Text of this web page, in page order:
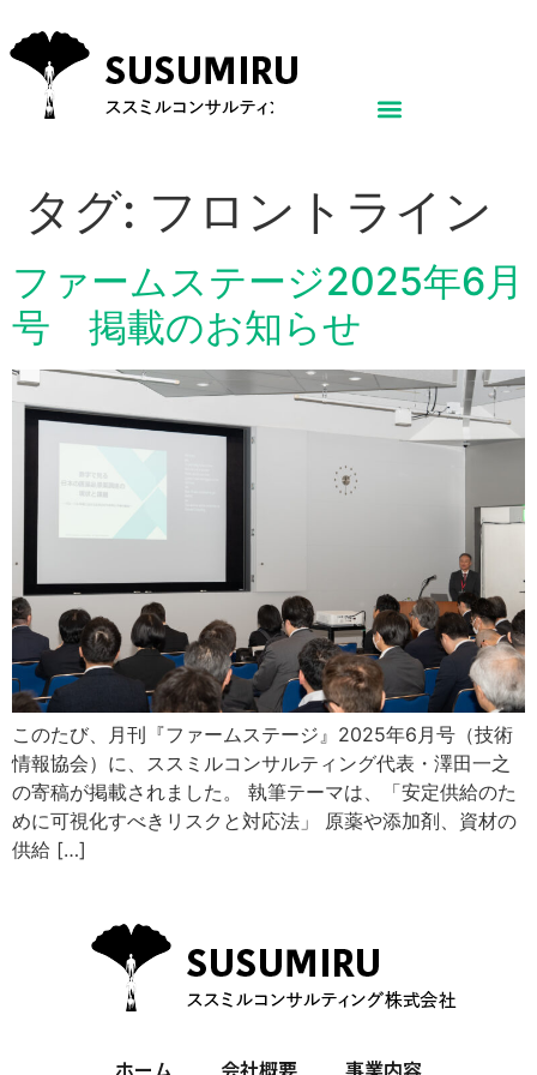
タグ: フロントライン
ファームステージ2025年6月
号 掲載のお知らせ
このたび、月刊『ファームステージ』2025年6月号（技術
情報協会）に、ススミルコンサルティング代表・澤田一之
の寄稿が掲載されました。 執筆テーマは、「安定供給のた
めに可視化すべきリスクと対応法」 原薬や添加剤、資材の
供給 […]